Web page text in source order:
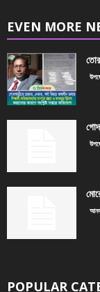
EVEN MORE
POPULAR